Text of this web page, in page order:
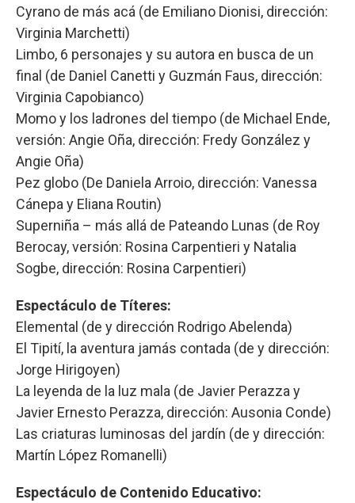
Cyrano de más acá (de Emiliano Dionisi, dirección:
Virginia Marchetti)
Limbo, 6 personajes y su autora en busca de un
final (de Daniel Canetti y Guzmán Faus, dirección:
Virginia Capobianco)
Momo y los ladrones del tiempo (de Michael Ende,
versión: Angie Oña, dirección: Fredy González y
Angie Oña)
Pez globo (De Daniela Arroio, dirección: Vanessa
Cánepa y Eliana Routin)
Superniña – más allá de Pateando Lunas (de Roy
Berocay, versión: Rosina Carpentieri y Natalia
Sogbe, dirección: Rosina Carpentieri)
Espectáculo de Títeres:
Elemental (de y dirección Rodrigo Abelenda)
El Tipití, la aventura jamás contada (de y dirección:
Jorge Hirigoyen)
La leyenda de la luz mala (de Javier Perazza y
Javier Ernesto Perazza, dirección: Ausonia Conde)
Las criaturas luminosas del jardín (de y dirección:
Martín López Romanelli)
Espectáculo de Contenido Educativo: